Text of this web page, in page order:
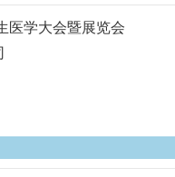
医学大会暨展览会